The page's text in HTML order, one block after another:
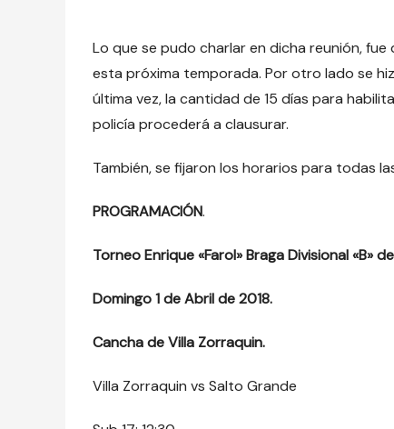
Lo que se pudo charlar en dicha reunión,
esta próxima temporada. Por otro lado se
última vez, la cantidad de 15 días para
policía procederá a clausurar.
También, se fijaron los horarios para todas
PROGRAMACIÓN.
Torneo Enrique «Farol» Braga Divisional «B»
Domingo 1 de Abril de 2018.
Cancha de Villa Zorraquin.
Villa Zorraquin vs Salto Grande